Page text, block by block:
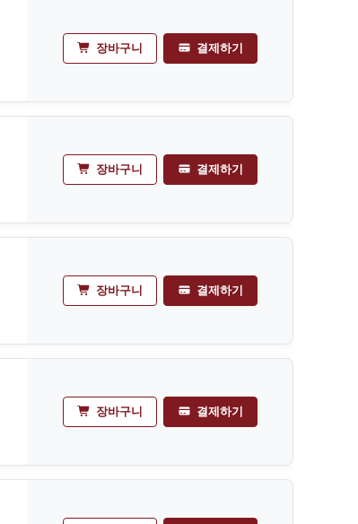
장바구니 결제하기
장바구니 결제하기
장바구니 결제하기
장바구니 결제하기